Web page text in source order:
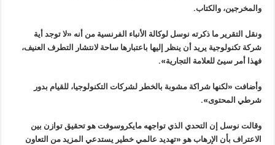
والمخرجين، والكتاب.
ونقل التقرير ما ذكرته نوسل لوكالة الأنباء الفرنسية من أنه «لا توجد أية
شركة تكنولوجية يريد أن ينظر إليها باعتبارها ساحة لانتشار التطرف العنيف،
فهذا أمر سيئ للعلامة التجارية».
وأضافت «لكنها شراكة مشوبة بالخطر لشركات التكنولوجيا، للقيام بدور
شرطي المحتوى».
وقالت نوسل إن التحدي الذي تواجهه مايكروسوفت هو تحقيق توازن بين
الاعتراف بأن الإرهاب هو «تهديد عالمي خطير يستدعي المزيد من التعاون